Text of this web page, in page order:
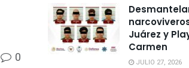
0
Juárez y
Carmen
JULIO 27, 2026